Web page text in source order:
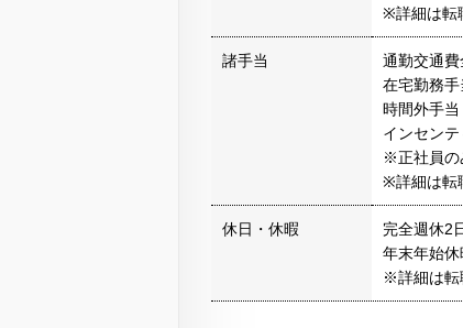
※詳細は転
諸手当
通勤交通費
在宅勤務
時間外手当
インセン
※正社員の
※詳細は転
休日・休暇
完全週休2
年末年始休
※詳細は転